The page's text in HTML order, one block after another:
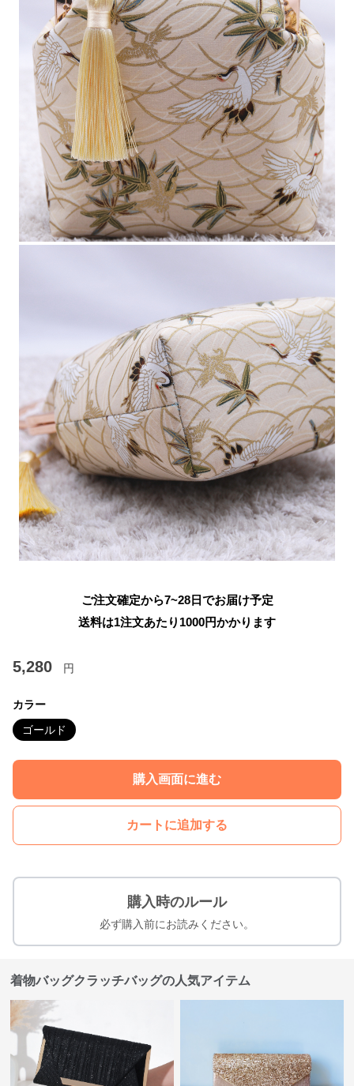
ご注文確定から7~28日でお届け予定
送料は1注文あたり 1000円かかります
5,280 円
カラー
ゴールド
購入画面に進む
カートに追加する
購入時のルール
必ず購入前にお読みください。
着物バッグクラッチバッグの人気アイテム